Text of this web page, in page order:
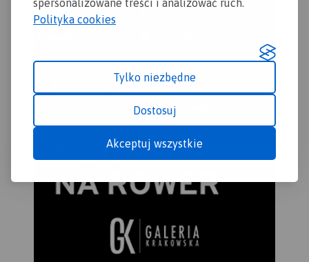
spersonalizowane treści i analizować ruch.
Polityka cookies
Tylko niezbędne
Dostosuj
Akceptuj wszystkie